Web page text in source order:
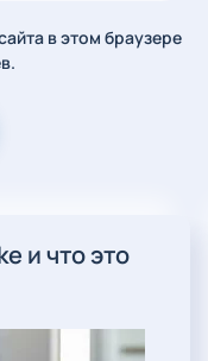
в этом браузере
и что это